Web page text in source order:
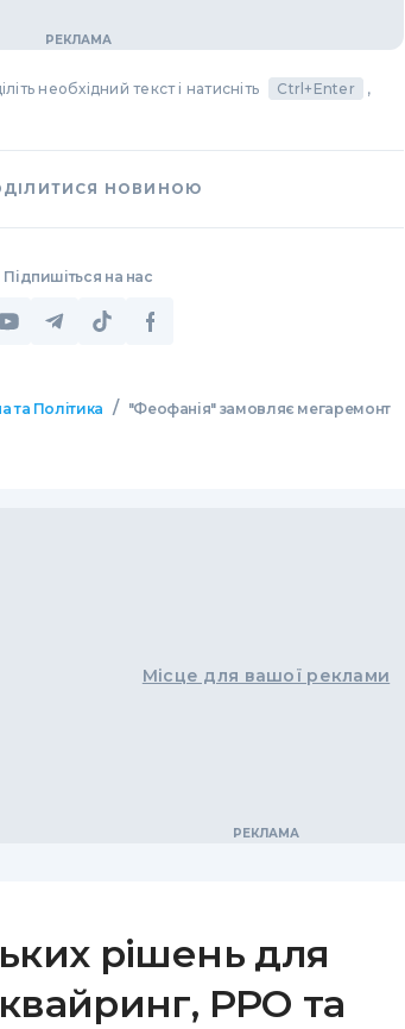
необхідний текст і натисніть Ctrl+Enter
,
НОВИНОЮ
Підпишіться на нас
та Політика /
"Феофанія" замовляє мегаремонт
Місце для вашої реклами
рішень для
РРО та